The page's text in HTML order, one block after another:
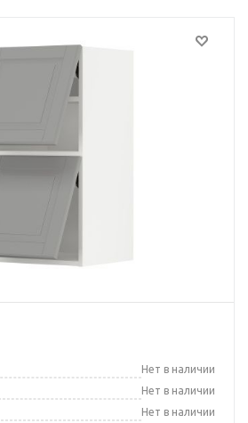
Нет в наличии
Нет в наличии
Нет в наличии